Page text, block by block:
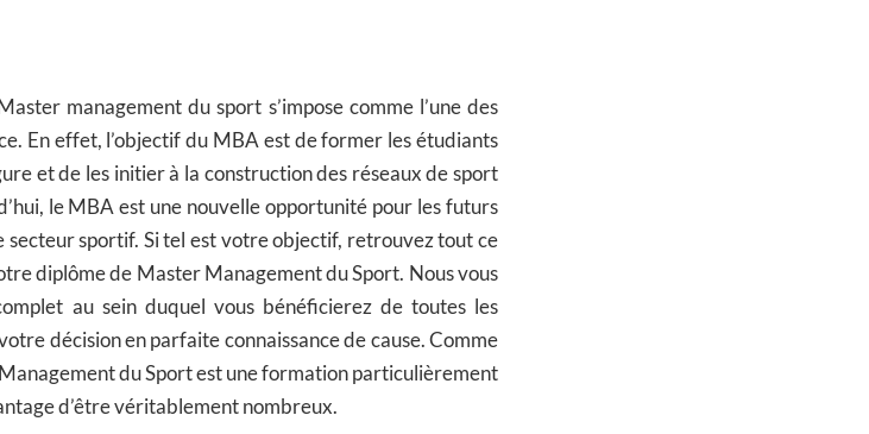
management du sport s’impose comme l’une des
En effet, l’objectif du MBA est de former les étudiants
et de les initier à la construction des réseaux de sport
le MBA est une nouvelle opportunité pour les futurs
secteur sportif. Si tel est votre objectif, retrouvez tout ce
diplôme de Master Management du Sport. Nous vous
au sein duquel vous bénéficierez de toutes les
décision en parfaite connaissance de cause. Comme
du Sport est une formation particulièrement
d’être véritablement nombreux.